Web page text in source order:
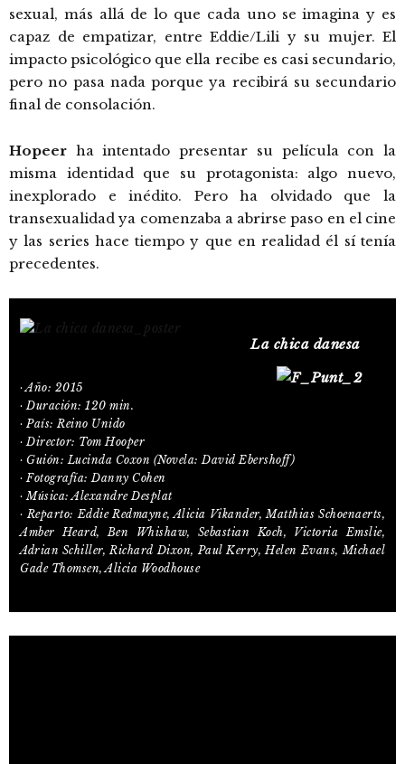
sexual, más allá de lo que cada uno se imagina y es
capaz de empatizar, entre Eddie/Lili y su mujer. El
impacto psicológico que ella recibe es casi secundario,
pero no pasa nada porque ya recibirá su secundario
final de consolación.
Hopeer ha intentado presentar su película con la
misma identidad que su protagonista: algo nuevo,
inexplorado e inédito. Pero ha olvidado que la
transexualidad ya comenzaba a abrirse paso en el cine
y las series hace tiempo y que en realidad él sí tenía
precedentes.
La chica danesa
· Año: 2015
· Duración: 120 min.
· País: Reino Unido
· Director: Tom Hooper
· Guión: Lucinda Coxon (Novela: David Ebershoff)
· Fotografía: Danny Cohen
· Música: Alexandre Desplat
· Reparto: Eddie Redmayne, Alicia Vikander, Matthias Schoenaerts,
Amber Heard, Ben Whishaw, Sebastian Koch, Victoria Emslie,
Adrian Schiller, Richard Dixon, Paul Kerry, Helen Evans, Michael
Gade Thomsen, Alicia Woodhouse